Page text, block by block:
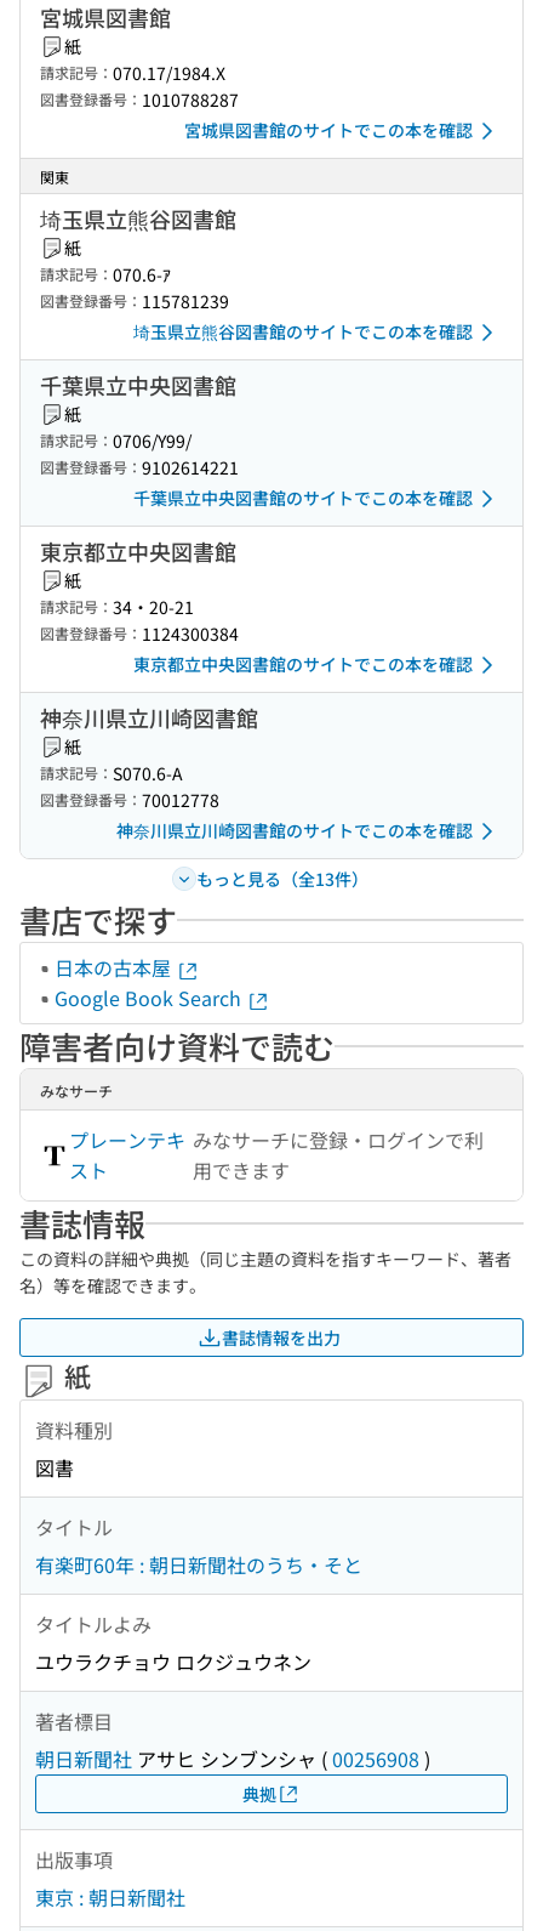
宮城県図書館
紙
請求記号： 070.17/1984.X
図書登録番号： 1010788287
宮城県図書館のサイトでこの本を確認
関東
埼玉県立熊谷図書館
紙
請求記号： 070.6-ｱ
図書登録番号： 115781239
埼玉県立熊谷図書館のサイトでこの本を確認
千葉県立中央図書館
紙
請求記号： 0706/Y99/
図書登録番号： 9102614221
千葉県立中央図書館のサイトでこの本を確認
東京都立中央図書館
紙
請求記号： 34・20-21
図書登録番号： 1124300384
東京都立中央図書館のサイトでこの本を確認
神奈川県立川崎図書館
紙
請求記号： S070.6-A
図書登録番号： 70012778
神奈川県立川崎図書館のサイトでこの本を確認
もっと見る（全13件）
書店で探す
日本の古本屋
Google Book Search
障害者向け資料で読む
みなサーチ
プレーンテキ
スト
みなサーチに登録・ログインで利
用できます
書誌情報
この資料の詳細や典拠（同じ主題の資料を指すキーワード、著者
名）等を確認できます。
書誌情報を出力
紙
資料種別
図書
タイトル
有楽町60年 : 朝日新聞社のうち・そと
タイトルよみ
ユウラクチョウ ロクジュウネン
著者標目
朝日新聞社 アサヒ シンブンシャ (00256908 )
典拠
出版事項
東京 : 朝日新聞社